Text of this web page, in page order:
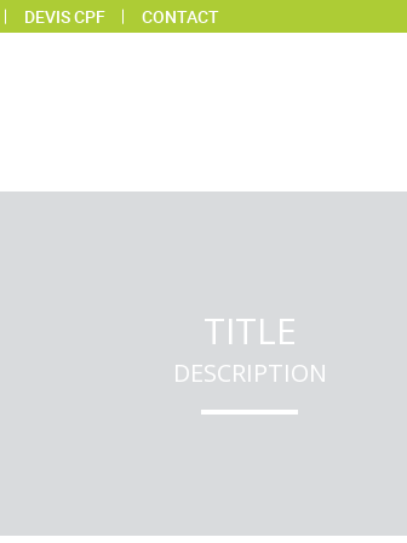
DEVIS CPF CONTACT
TITLE
DESCRIPTION